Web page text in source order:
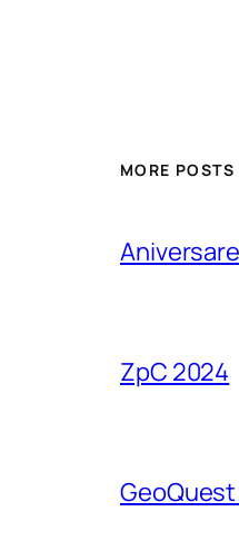
MORE POSTS
ZpC 2024
GeoQuest